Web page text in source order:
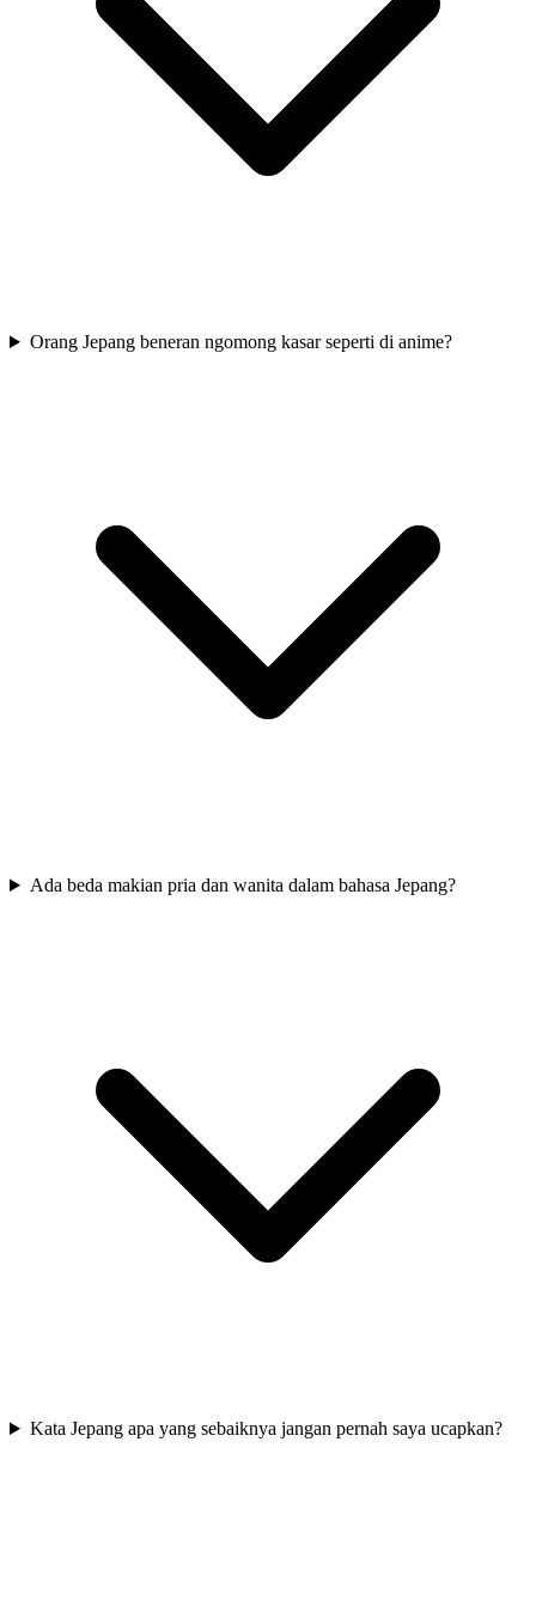
Orang Jepang beneran ngomong kasar seperti di anime?
Ada beda makian pria dan wanita dalam bahasa Jepang?
Kata Jepang apa yang sebaiknya jangan pernah saya ucapkan?